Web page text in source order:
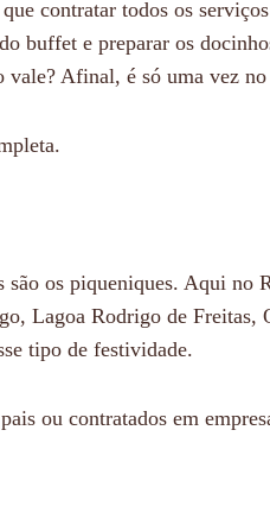
contratar todos os
buffet e preparar os
Afinal, é só uma vez no
são os piqueniques. Aqui no
Lagoa Rodrigo de Freitas,
tipo de festividade.
ou contratados em